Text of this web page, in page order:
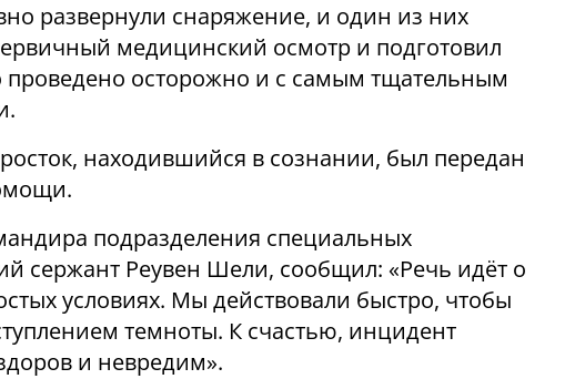
развернули снаряжение, и один из них
медицинский осмотр и подготовил
проведено осторожно и с самым тщательным
находившийся в сознании, был передан
подразделения специальных
сержант Реувен Шели, сообщил: «Речь идёт о
условиях. Мы действовали быстро, чтобы
темноты. К счастью, инцидент
и невредим».